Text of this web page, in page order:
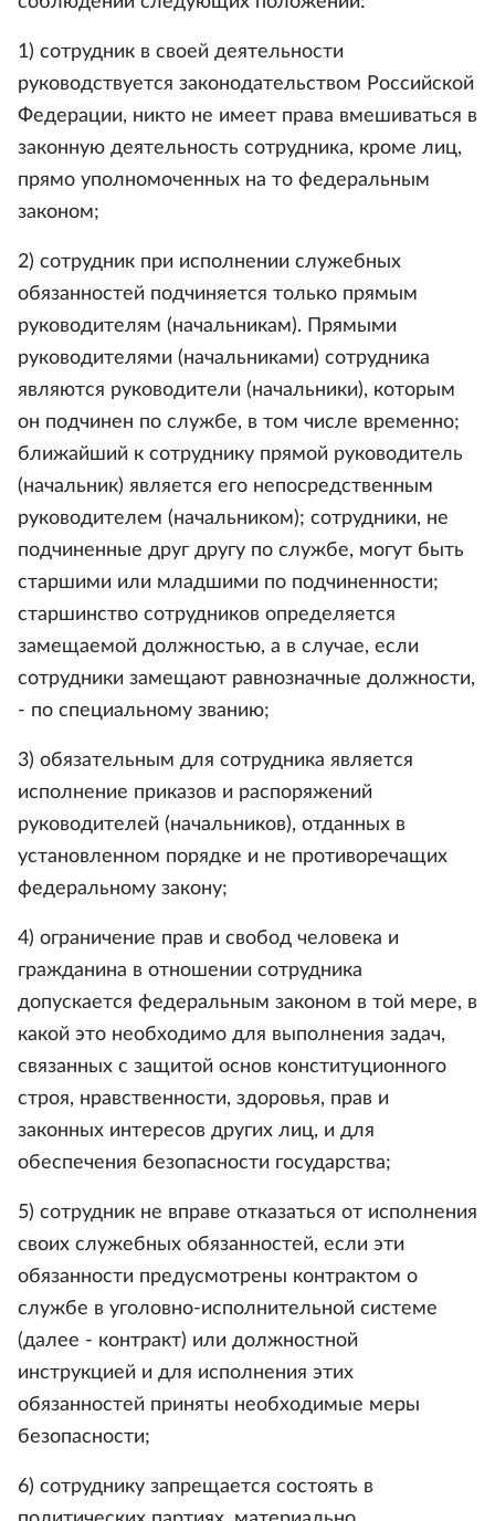
1) сотрудник в своей деятельности
руководствуется законодательством Российской
Федерации, никто не имеет права вмешиваться в
законную деятельность сотрудника, кроме лиц,
прямо уполномоченных на то федеральным
законом;
2) сотрудник при исполнении служебных
обязанностей подчиняется только прямым
руководителям (начальникам). Прямыми
руководителями (начальниками) сотрудника
являются руководители (начальники), которым
он подчинен по службе, в том числе временно;
ближайший к сотруднику прямой руководитель
(начальник) является его непосредственным
руководителем (начальником); сотрудники, не
подчиненные друг другу по службе, могут быть
старшими или младшими по подчиненности;
старшинство сотрудников определяется
замещаемой должностью, а в случае, если
сотрудники замещают равнозначные должности,
- по специальному званию;
3) обязательным для сотрудника является
исполнение приказов и распоряжений
руководителей (начальников), отданных в
установленном порядке и не противоречащих
федеральному закону;
4) ограничение прав и свобод человека и
гражданина в отношении сотрудника
допускается федеральным законом в той мере, в
какой это необходимо для выполнения задач,
связанных с защитой основ конституционного
строя, нравственности, здоровья, прав и
законных интересов других лиц, и для
обеспечения безопасности государства;
5) сотрудник не вправе отказаться от исполнения
своих служебных обязанностей, если эти
обязанности предусмотрены контрактом о
службе в уголовно-исполнительной системе
(далее - контракт) или должностной
инструкцией и для исполнения этих
обязанностей приняты необходимые меры
безопасности;
6) сотруднику запрещается состоять в